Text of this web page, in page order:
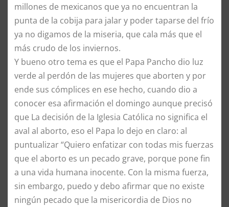
millones de mexicanos que ya no encuentran la
punta de la cobija para jalar y poder taparse del frío
ya no digamos de la miseria, que cala más que el
más crudo de los inviernos.
Y bueno otro tema es que el Papa Pancho dio luz
verde al perdón de las mujeres que aborten y por
ende sus cómplices en ese hecho, cuando dio a
conocer esa afirmación el domingo aunque precisó
que La decisión de la Iglesia Católica no significa el
aval al aborto, eso el Papa lo dejo en claro: al
puntualizar “Quiero enfatizar con todas mis fuerzas
que el aborto es un pecado grave, porque pone fin
a una vida humana inocente. Con la misma fuerza,
sin embargo, puedo y debo afirmar que no existe
ningún pecado que la misericordia de Dios no